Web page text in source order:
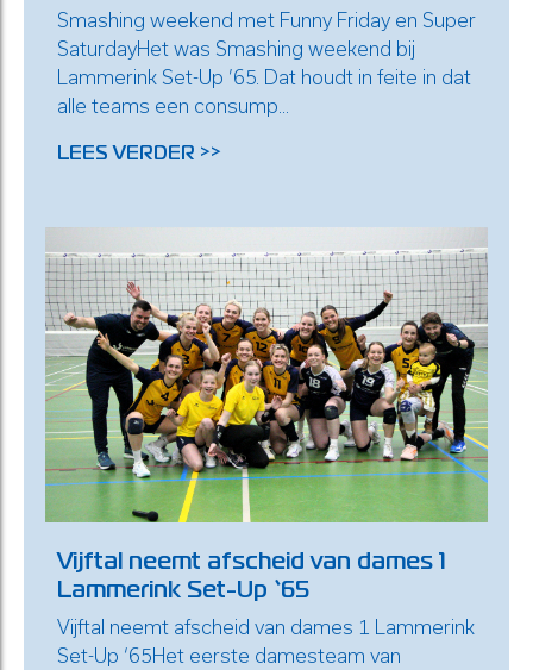
Smashing weekend met Funny Friday en Super
SaturdayHet was Smashing weekend bij
Lammerink Set-Up ’65. Dat houdt in feite in dat
alle teams een consump...
LEES VERDER >>
Vijftal neemt afscheid van dames 1
Lammerink Set-Up ‘65
Vijftal neemt afscheid van dames 1 Lammerink
Set-Up ‘65Het eerste damesteam van